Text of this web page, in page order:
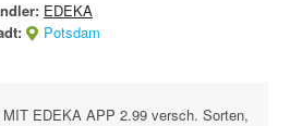
EDEKA
Potsdam
EDEKA APP 2.99 versch. Sorten,